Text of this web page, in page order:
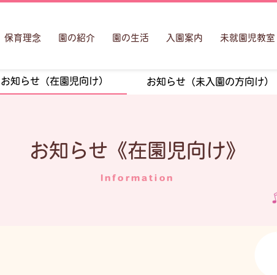
保育理念 園の紹介 園の生活 入園案内 未就園児教室
お知らせ（在園児向け） お知らせ（未入園の方向け）
お知らせ《在園児向け》
Information